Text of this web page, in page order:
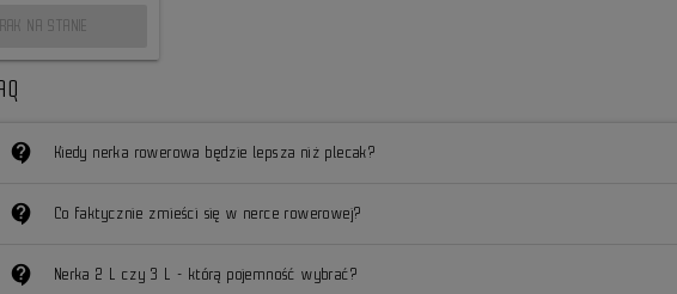
NA STANIE
contact_support Kiedy nerka rowerowa będzie lepsza niż plecak?
contact_support Co faktycznie zmieści się w nerce rowerowej?
contact_support Nerka 2 L czy 3 L - którą pojemność wybrać?